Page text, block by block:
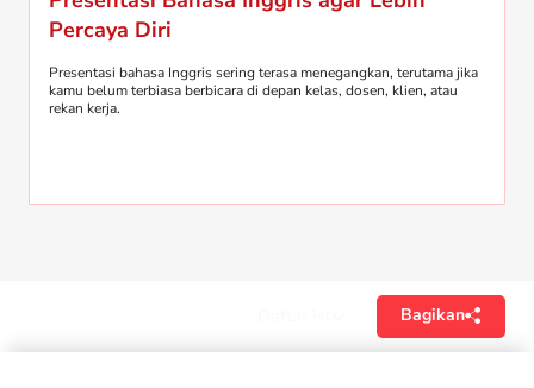
Percaya Diri
Presentasi bahasa Inggris sering terasa menegangkan, terutama jika
kamu belum terbiasa berbicara di depan kelas, dosen, klien, atau
rekan kerja.
Bagikan